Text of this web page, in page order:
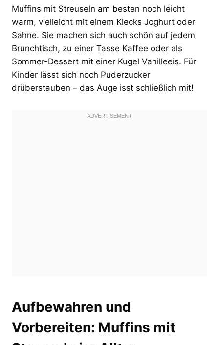
Muffins mit Streuseln am besten noch leicht
warm, vielleicht mit einem Klecks Joghurt oder
Sahne. Sie machen sich auch schön auf jedem
Brunchtisch, zu einer Tasse Kaffee oder als
Sommer-Dessert mit einer Kugel Vanilleeis. Für
Kinder lässt sich noch Puderzucker
drüberstauben – das Auge isst schließlich mit!
Aufbewahren und
Vorbereiten: Muffins mit